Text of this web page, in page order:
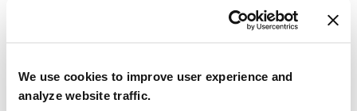
We use cookies to improve user experience and
analyze website traffic.
optimiert die Systemfunktionalität und sorgt für einen
identification of leaks for enhanced vehicle
performance, fewer false fails